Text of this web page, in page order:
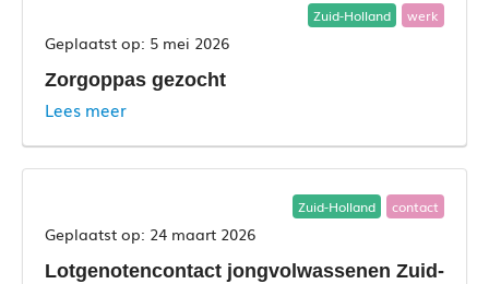
Zuid-Holland werk
5 mei 2026
Zorgoppas gezocht
Lees meer
Zuid-Holland contact
24 maart 2026
Lotgenotencontact jongvolwassenen Zuid-